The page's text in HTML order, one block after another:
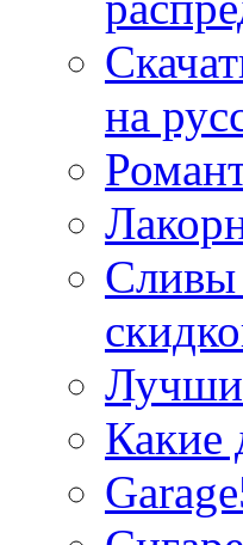
на
Сливы
Какие